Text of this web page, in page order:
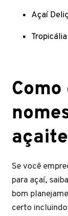
Açaí
Se você
para açaí,
bom
certo